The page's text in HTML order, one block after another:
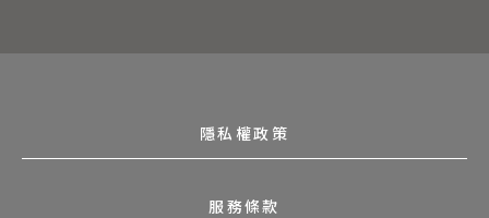
隱私權政策
服務條款